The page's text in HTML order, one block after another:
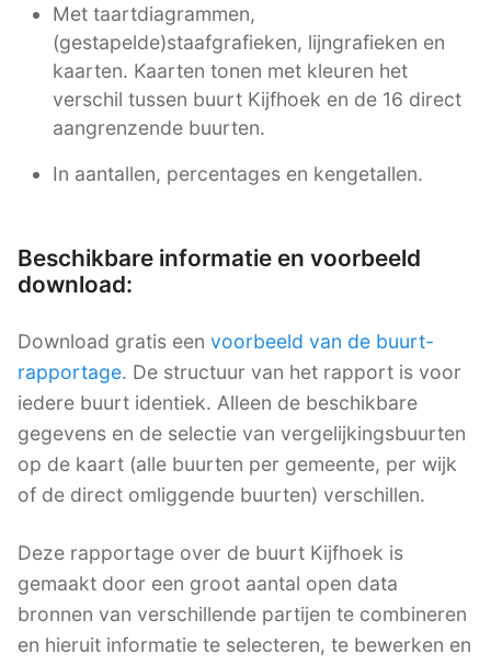
Met taartdiagrammen,
(gestapelde)staafgrafieken, lijngrafieken en
kaarten. Kaarten tonen met kleuren het
verschil tussen buurt Kijfhoek en de 16 direct
aangrenzende buurten.
In aantallen, percentages en kengetallen.
Beschikbare informatie en voorbeeld
download:
Download gratis een voorbeeld van de buurt-
rapportage. De structuur van het rapport is voor
iedere buurt identiek. Alleen de beschikbare
gegevens en de selectie van vergelijkingsbuurten
op de kaart (alle buurten per gemeente, per wijk
of de direct omliggende buurten) verschillen.
Deze rapportage over de buurt Kijfhoek is
gemaakt door een groot aantal open data
bronnen van verschillende partijen te combineren
en hieruit informatie te selecteren, te bewerken en